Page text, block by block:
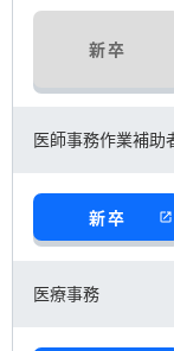
新卒
医師事務作業補助
新卒
医療事務